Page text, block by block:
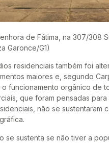
de Fátima, na 307/308
Garonce/G1)
residenciais também foi
maiores e, segundo
funcionamento orgânico de
que foram pensadas
não se sustentaram
se sustenta se não tiver a